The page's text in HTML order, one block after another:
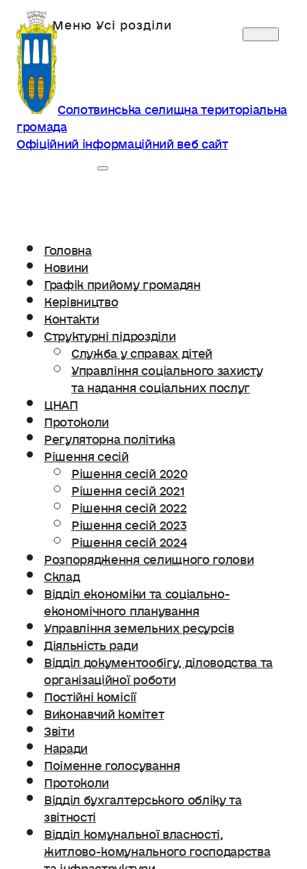
Солотвинська селищна територіальна
громада
Офіційний інформаційний веб сайт
Головна
Новини
Графік прийому громадян
Керівництво
Контакти
Структурні підрозділи
Служба у справах дітей
Управління соціального захисту
та надання соціальних послуг
ЦНАП
Протоколи
Регуляторна політика
Рішення сесій
Рішення сесій 2020
Рішення сесій 2021
Рішення сесій 2022
Рішення сесій 2023
Рішення сесій 2024
Розпорядження селищного голови
Склад
Відділ економіки та соціально-
економічного планування
Управління земельних ресурсів
Діяльність ради
Відділ документообігу, діловодства та
організаційної роботи
Постійні комісії
Виконавчий комітет
Звіти
Наради
Поіменне голосування
Протоколи
Відділ бухгалтерського обліку та
звітності
Відділ комунальної власності,
житлово-комунального господарства